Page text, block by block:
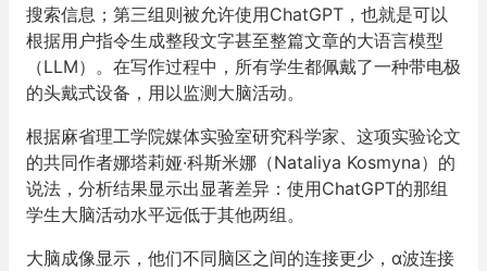
搜索信息；第三组则被允许使用ChatGPT，也就是可以
根据用户指令生成整段文字甚至整篇文章的大语言模型
（LLM）。在写作过程中，所有学生都佩戴了一种带电极
的头戴式设备，用以监测大脑活动。
根据麻省理工学院媒体实验室研究科学家、这项实验论文
的共同作者娜塔莉娅·科斯米娜（Nataliya Kosmyna）的
说法，分析结果显示出显著差异：使用ChatGPT的那组
学生大脑活动水平远低于其他两组。
大脑成像显示，他们不同脑区之间的连接更少，α波连接